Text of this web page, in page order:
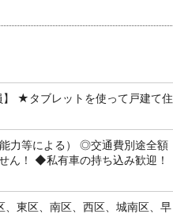
】 ★タブレットを使って戸建て住
力等による） ◎交通費別途全額
ん！ ◆私有車の持ち込み歓迎！
東区、南区、西区、城南区、早